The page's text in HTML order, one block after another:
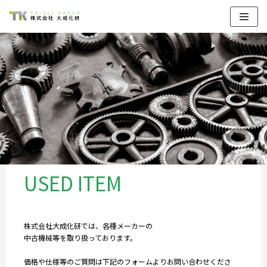
コ
ン
テ
ン
ツ
へ
ス
キ
ッ
プ
USED ITEM
株式会社大成化研では、各種メーカーの
中古機械等を取り扱っております。
価格や仕様等のご質問は下記のフォームよりお問い合わせくださ